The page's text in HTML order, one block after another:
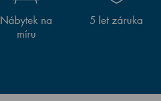
Nábytek na
míru
5 let záruka